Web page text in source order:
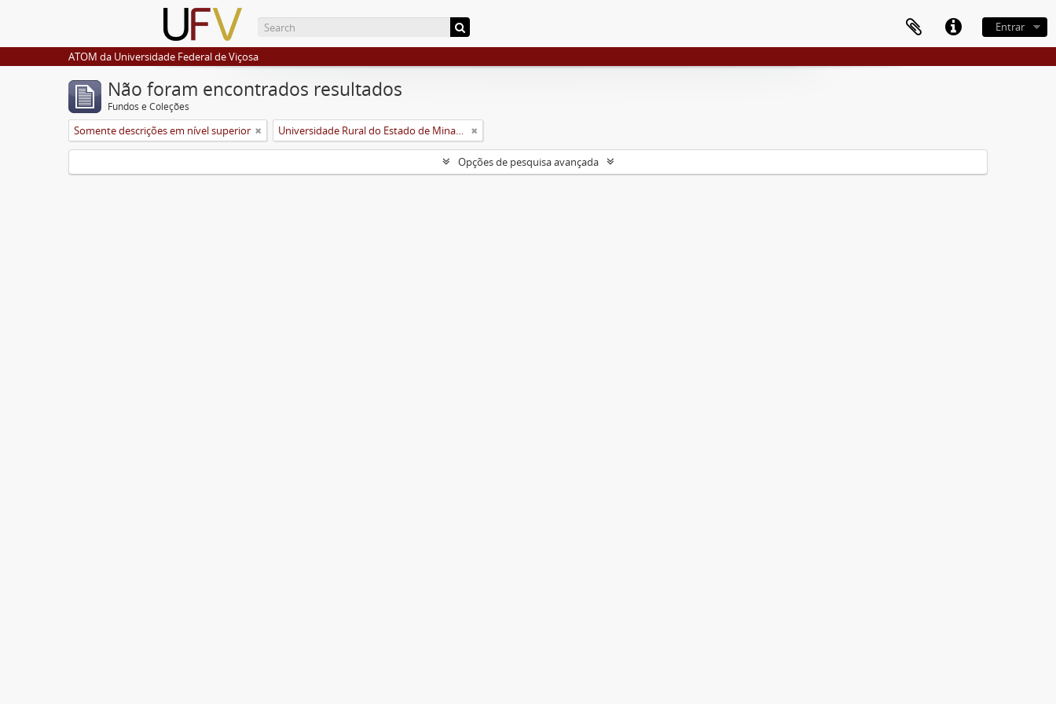
Entrar
ATOM da Universidade Federal de Viçosa
Não foram encontrados resultados
Fundos e Coleções
Somente descrições em nível superior Universidade Rural do Estado de Minas Gerais (Uremg)
Opções de pesquisa avançada